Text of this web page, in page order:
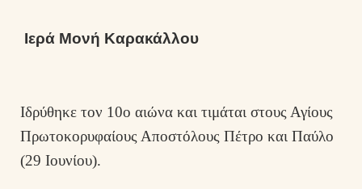
Ιερά Μονή Καρακάλλου
Ιδρύθηκε τον 10ο αιώνα και τιμάται στους Αγίους
Πρωτοκορυφαίους Αποστόλους Πέτρο και Παύλο
(29 Ιουνίου).